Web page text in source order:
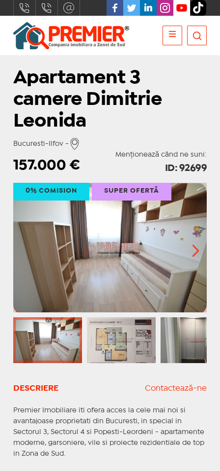
Apartament 3
camere Dimitrie
Leonida
Bucuresti-Ilfov -
Menționează când ne suni:
157.000 € ID: 92699
0% COMISION SUPER OFERTĂ
DESCRIERE Contactează-ne
Premier Imobiliare iti ofera acces la cele mai noi si
avantajoase proprietati din Bucuresti, in special in
Sectorul 3, Sectorul 4 si Popesti-Leordeni - apartamente
moderne, garsoniere, vile si proiecte rezidentiale de top
in Zona de Sud.